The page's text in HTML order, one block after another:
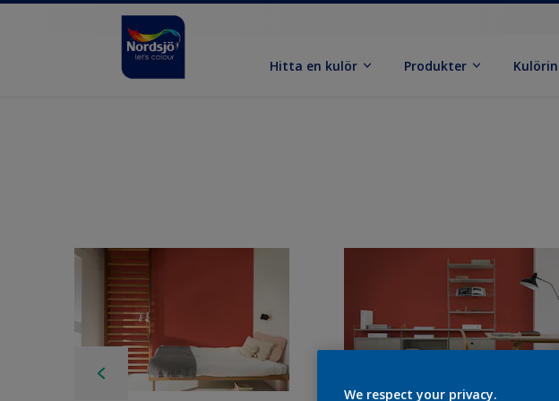
Hitta en kulör Produkter
We respect your privacy.